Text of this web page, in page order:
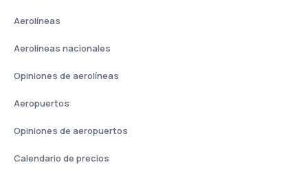
Aerolíneas
Aerolíneas nacionales
Opiniones de aerolíneas
Aeropuertos
Opiniones de aeropuertos
Calendario de precios